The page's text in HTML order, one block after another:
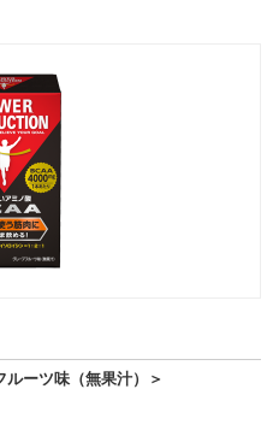
ーツ味（無果汁）＞